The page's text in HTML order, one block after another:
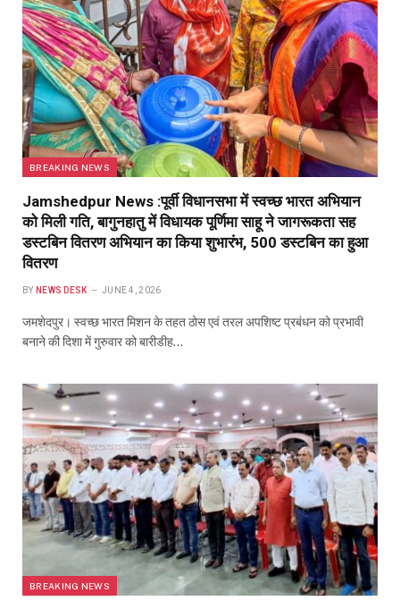
BREAKING NEWS
Jamshedpur News :पूर्वी विधानसभा में स्वच्छ भारत अभियान
को मिली गति, बागुनहातु में विधायक पूर्णिमा साहू ने जागरूकता सह
डस्टबिन वितरण अभियान का किया शुभारंभ, 500 डस्टबिन का हुआ
वितरण
BY NEWS DESK JUNE 4, 2026
जमशेदपुर। स्वच्छ भारत मिशन के तहत ठोस एवं तरल अपशिष्ट प्रबंधन को प्रभावी
बनाने की दिशा में गुरुवार को बारीडीह…
BREAKING NEWS